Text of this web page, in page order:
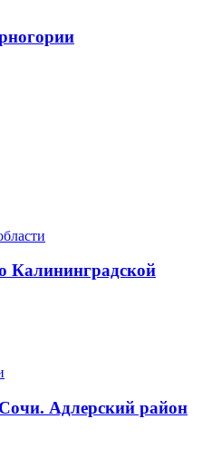
Калининградской
Адлерский район